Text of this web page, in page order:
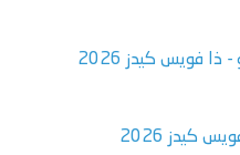
ذا فويس كيدز 2026
كيدز 2026